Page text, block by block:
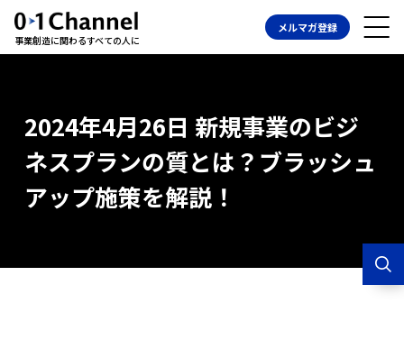
事業創造に関わるすべての人に
メルマガ登録
2024年4月26日 新規事業のビジ
ネスプランの質とは？ブラッシュ
アップ施策を解説！